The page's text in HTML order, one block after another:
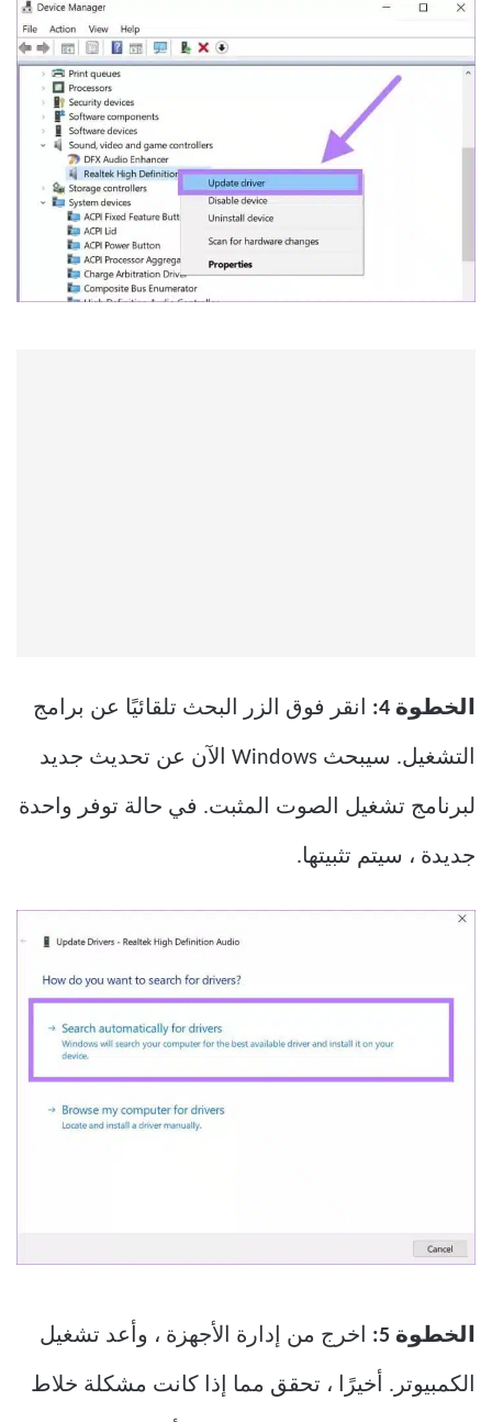
الخطوة 4: انقر فوق الزر البحث تلقائيًا عن برامج
التشغيل. سيبحث Windows الآن عن تحديث جديد
لبرنامج تشغيل الصوت المثبت. في حالة توفر واحدة
جديدة ، سيتم تثبيتها.
الخطوة 5: اخرج من إدارة الأجهزة ، وأعد تشغيل
الكمبيوتر. أخيرًا ، تحقق مما إذا كانت مشكلة خلاط